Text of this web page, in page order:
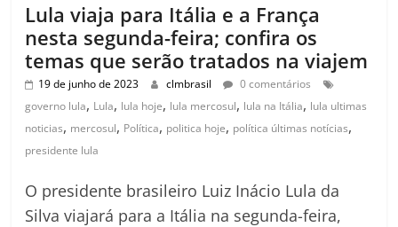
Lula viaja para Itália e a França
nesta segunda-feira; confira os
temas que serão tratados na viajem
19 de junho de 2023 clmbrasil
0 comentários
governo lula, Lula, lula hoje, lula mercosul, lula na Itália, lula ultimas
noticias, mercosul, Política, politica hoje, política últimas notícias,
presidente lula
O presidente brasileiro Luiz Inácio Lula da
Silva viajará para a Itália na segunda-feira,